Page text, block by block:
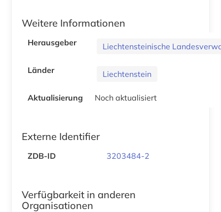
Weitere Informationen
Herausgeber Liechtensteinische
Länder Liechtenstein
Aktualisierung Noch aktualisiert
Externe Identifier
ZDB-ID 3203484-2
Verfügbarkeit in anderen
Organisationen